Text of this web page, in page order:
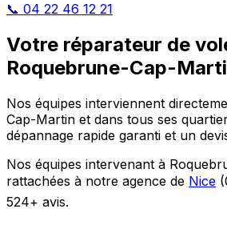
📞 04 22 46 12 21
Votre réparateur de
Roquebrune-Cap-
Nos équipes interviennent
Cap-Martin et dans tous ses
dépannage rapide garanti et un
Nos équipes intervenant à
rattachées à notre agence de Nice
524+ avis.